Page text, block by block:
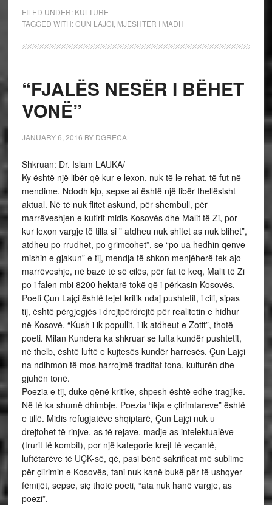
FILED UNDER: KULTURE
TAGGED WITH:CUN LAJCI, MJESHTER I MADH
“FJALËS NESËR I BËHET
VONË”
JANUARY 6, 2016 BY DGRECA
Shkruan: Dr. Islam LAUKA/
Ky është një libër që kur e lexon, nuk të le rehat, të fut në
mendime. Ndodh kjo, sepse ai është një libër thellësisht
aktual. Në të nuk flitet askund, për shembull, për
marrëveshjen e kufirit midis Kosovës dhe Malit të Zi, por
kur lexon vargje të tilla si ” atdheu nuk shitet as nuk blihet”,
atdheu po rrudhet, po grimcohet”, se “po ua hedhin qenve
mishin e gjakun” e tij, mendja të shkon menjëherë tek ajo
marrëveshje, në bazë të së cilës, për fat të keq, Malit të Zi
po i falen mbi 8200 hektarë tokë që i përkasin Kosovës.
Poeti Çun Lajçi është tejet kritik ndaj pushtetit, i cili, sipas
tij, është përgjegjës i drejtpërdrejtë për realitetin e hidhur
në Kosovë. “Kush i ik popullit, i ik atdheut e Zotit”, thotë
poeti. Milan Kundera ka shkruar se lufta kundër pushtetit,
në thelb, është luftë e kujtesës kundër harresës. Çun Lajçi
na ndihmon të mos harrojmë traditat tona, kulturën dhe
gjuhën tonë.
Poezia e tij, duke qënë kritike, shpesh është edhe tragjike.
Në të ka shumë dhimbje. Poezia “ikja e çlirimtareve” është
e tillë. Midis refugjatëve shqiptarë, Çun Lajçi nuk u
drejtohet të rinjve, as të rejave, madje as intelektualëve
(trurit të kombit), por një kategorie krejt të veçantë,
luftëtarëve të UÇK-së, që, pasi bënë sakrificat më sublime
për çlirimin e Kosovës, tani nuk kanë bukë për të ushqyer
fëmijët, sepse, siç thotë poeti, “ata nuk hanë vargje, as
poezi”.